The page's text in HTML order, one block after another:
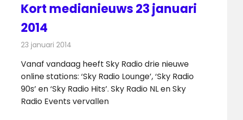
Kort medianieuws 23 januari
2014
23 januari 2014
Vanaf vandaag heeft Sky Radio drie nieuwe
online stations: ‘Sky Radio Lounge’, ‘Sky Radio
90s’ en ‘Sky Radio Hits’. Sky Radio NL en Sky
Radio Events vervallen